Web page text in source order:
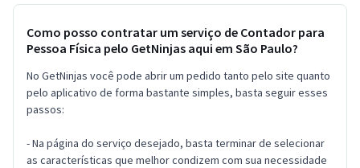
Como posso contratar um serviço de Contador para
Pessoa Física pelo GetNinjas aqui em São Paulo?
No GetNinjas você pode abrir um pedido tanto pelo site quanto
pelo aplicativo de forma bastante simples, basta seguir esses
passos:
- Na página do serviço desejado, basta terminar de selecionar
as características que melhor condizem com sua necessidade